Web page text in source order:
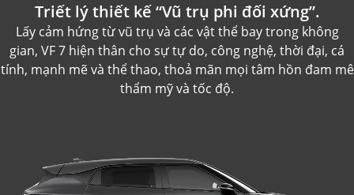
Triết lý thiết kế “Vũ trụ phi đối xứng”.
Lấy cảm hứng từ vũ trụ và các vật thể bay trong không
gian, VF 7 hiện thân cho sự tự do, công nghệ, thời đại, cá
tính, mạnh mẽ và thể thao, thoả mãn mọi tâm hồn đam mê
thẩm mỹ và tốc độ.